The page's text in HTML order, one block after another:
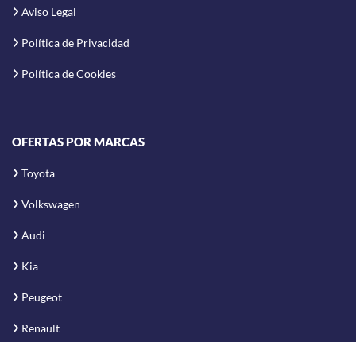
Aviso Legal
Política de Privacidad
Política de Cookies
OFERTAS POR MARCAS
Toyota
Volkswagen
Audi
Kia
Peugeot
Renault